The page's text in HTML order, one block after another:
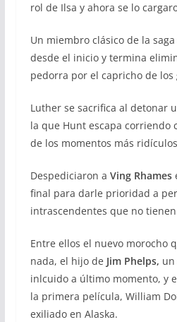
rol de Ilsa y ahora se lo
Un miembro clásico de la
desde el inicio y termina
pedorra por el capricho de los
Luther se sacrifica al detonar
la que Hunt escapa corriendo
de los momentos más
Despediciaron a Ving Rhames
final para darle prioridad a
intrascendentes que no
Entre ellos el nuevo morocho
nada, el hijo de Jim Phelps, un
inlcuido a último momento, y
la primera película, William
exiliado en Alaska.